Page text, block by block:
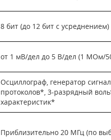
8 бит (до 12 бит с усреднением)
от 1 мВ/дел до 5 В/дел (1 МОм/
Осциллограф, генератор
протоколов*, 3-разрядный
характеристик*
Приблизительно 20 МГц (по